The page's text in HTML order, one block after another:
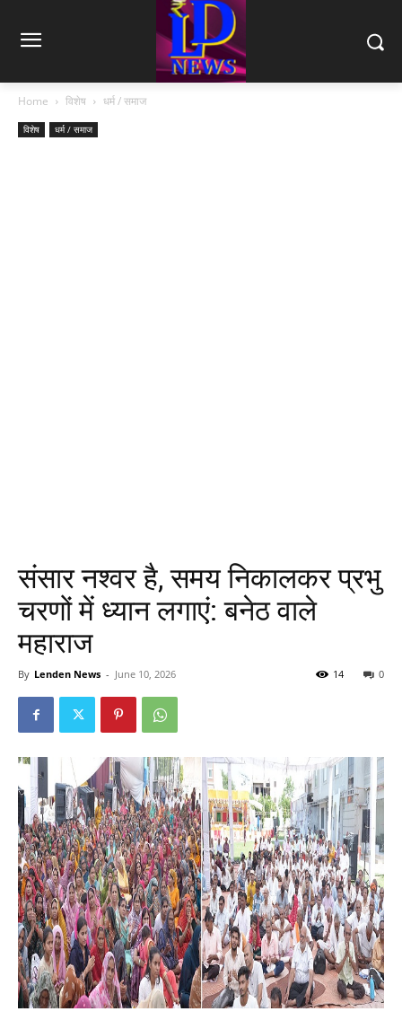
Home विशेष धर्म / समाज
विशेष धर्म / समाज
संसार नश्वर है, समय निकालकर प्रभु
चरणों में ध्यान लगाएं: बनेठ वाले
महाराज
By Lenden News - June 10, 2026 0
14